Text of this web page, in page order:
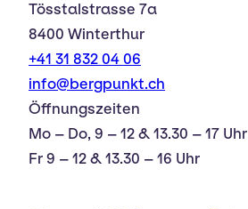
Tösstalstrasse 7a
8400 Winterthur
+41 31 832 04 06
info@bergpunkt.ch
Öffnungszeiten
Mo – Do, 9 – 12 & 13.30 – 17 Uhr
Fr 9 – 12 & 13.30 – 16 Uhr